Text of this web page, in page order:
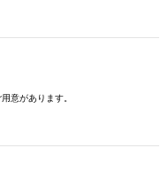
意があります。